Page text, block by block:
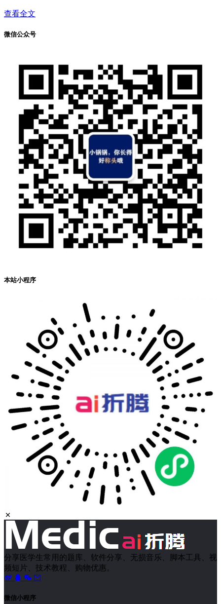
查看全文
微信公众号
本站小程序
分享医学生常用的题库、软件分享、无损音乐、脚本工具、视
频短片、技术教程、购物优惠。
微信小程序